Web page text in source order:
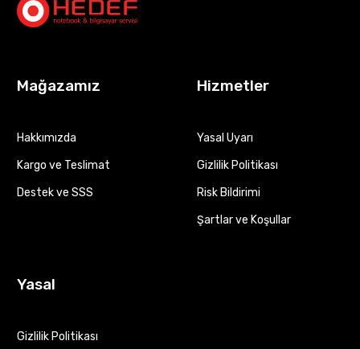
Mağazamız
Hakkımızda
Kargo ve Teslimat
Destek ve SSS
Hizmetler
Yasal Uyarı
Gizlilik Politikası
Risk Bildirimi
Şartlar ve Koşullar
Yasal
Gizlilik Politikası